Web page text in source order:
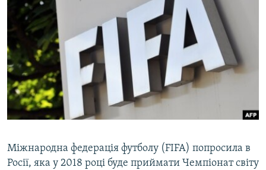
ВСЕ ЗА ДЕНЬ
СПЕЦПРОЕКТИ
ДЕПОРТАЦІЯ
ВІДЕОУРОКИ «ELIFBE»
СВІДЧЕННЯ ОКУПАЦІЇ
УКРАЇНСЬКА ПРОБЛЕМА КРИМУ
ЯК ОБІЙТИ БЛОКУВАННЯ
Русский
Qırımtatar
Міжнародна федерація футболу (FIFA) попросила в
Росії, яка у 2018 році буде приймати Чемпіонат світу